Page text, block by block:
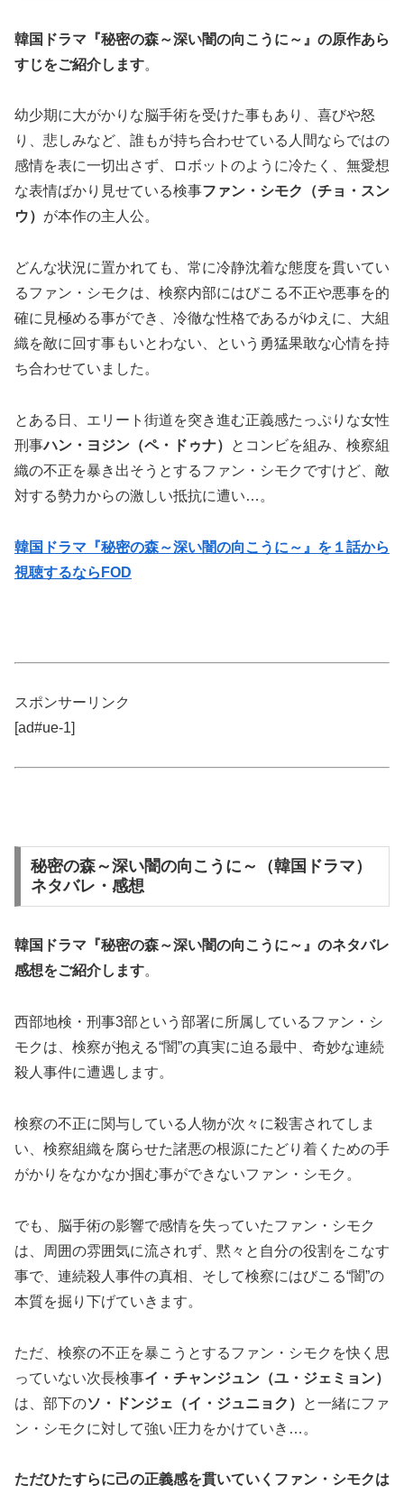
韓国ドラマ『秘密の森～深い闇の向こうに～』の原作あら
すじをご紹介します。
幼少期に大がかりな脳手術を受けた事もあり、喜びや怒
り、悲しみなど、誰もが持ち合わせている人間ならではの
感情を表に一切出さず、ロボットのように冷たく、無愛想
な表情ばかり見せている検事ファン・シモク（チョ・スン
ウ） が本作の主人公。
どんな状況に置かれても、常に冷静沈着な態度を貫いてい
るファン・シモクは、検察内部にはびこる不正や悪事を的
確に見極める事ができ、冷徹な性格であるがゆえに、大組
織を敵に回す事もいとわない、という勇猛果敢な心情を持
ち合わせていました。
とある日、エリート街道を突き進む正義感たっぷりな女性
刑事ハン・ヨジン（ペ・ドゥナ）
とコンビを組み、検察組
織の不正を暴き出そうとするファン・シモクですけど、敵
対する勢力からの激しい抵抗に遭い…。
韓国ドラマ『秘密の森～深い闇の向こうに～』を１話から
視聴するならFOD
スポンサーリンク
[ad#ue-1]
秘密の森～深い闇の向こうに～（韓国ドラマ）
ネタバレ・感想
韓国ドラマ『秘密の森～深い闇の向こうに～』のネタバレ
感想をご紹介します。
西部地検・刑事3部という部署に所属しているファン・シ
モクは、検察が抱える“闇”の真実に迫る最中、奇妙な連続
殺人事件に遭遇します。
検察の不正に関与している人物が次々に殺害されてしま
い、検察組織を腐らせた諸悪の根源にたどり着くための手
がかりをなかなか掴む事ができないファン・シモク。
でも、脳手術の影響で感情を失っていたファン・シモク
は、周囲の雰囲気に流されず、黙々と自分の役割をこなす
事で、連続殺人事件の真相、そして検察にはびこる“闇”の
本質を掘り下げていきます。
ただ、検察の不正を暴こうとするファン・シモクを快く思
っていない次長検事イ・チャンジュン（ユ・ジェミョン）
は、部下のソ・ドンジェ（イ・ジュニョク）
と一緒にファ
ン・シモクに対して強い圧力をかけていき…。
ただひたすらに己の正義感を貫いていくファン・シモクは